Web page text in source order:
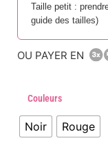
Taille petit :
guide des tailles)
OU PAYER EN
Couleurs
Noir Rouge